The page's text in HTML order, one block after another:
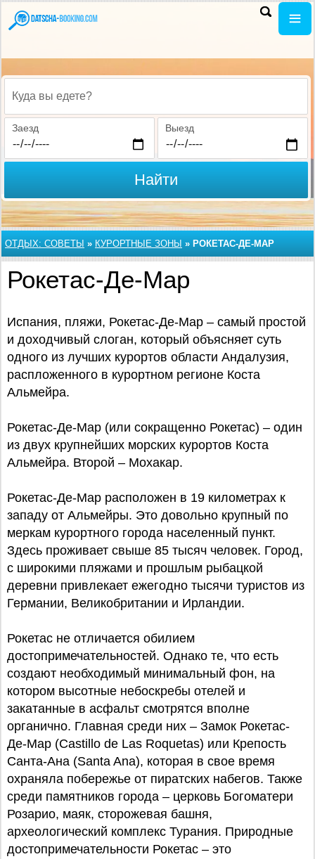
Куда вы едете?
Заезд Выезд
Найти
ОТДЫХ: СОВЕТЫ » КУРОРТНЫЕ ЗОНЫ » РОКЕТАС-ДЕ-МАР
Рокетас-Де-Мар
Испания, пляжи, Рокетас-Де-Мар – самый простой
и доходчивый слоган, который объясняет суть
одного из лучших курортов области Андалузия,
распложенного в курортном регионе Коста
Альмейра.
Рокетас-Де-Мар (или сокращенно Рокетас) – один
из двух крупнейших морских курортов Коста
Альмейра. Второй – Мохакар.
Рокетас-Де-Мар расположен в 19 километрах к
западу от Альмейры. Это довольно крупный по
меркам курортного города населенный пункт.
Здесь проживает свыше 85 тысяч человек. Город,
с широкими пляжами и прошлым рыбацкой
деревни привлекает ежегодно тысячи туристов из
Германии, Великобритании и Ирландии.
Рокетас не отличается обилием
достопримечательностей. Однако те, что есть
создают необходимый минимальный фон, на
котором высотные небоскребы отелей и
закатанные в асфальт смотрятся вполне
органично. Главная среди них – Замок Рокетас-
Де-Мар (Castillo de Las Roquetas) или Крепость
Санта-Ана (Santa Ana), которая в свое время
охраняла побережье от пиратских набегов. Также
среди памятников города – церковь Богоматери
Розарио, маяк, сторожевая башня,
археологический комплекс Турания. Природные
достопримечательности Рокетас – это